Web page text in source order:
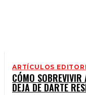
ARTÍCULOS
CÓMO
DEJA DE DARTE